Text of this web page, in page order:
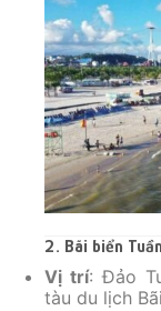
2. Bãi biển
Vị trí: Đảo
tàu du lịch